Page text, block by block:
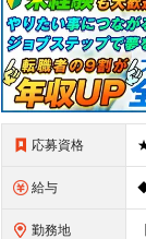
応募資格
給与
勤務地